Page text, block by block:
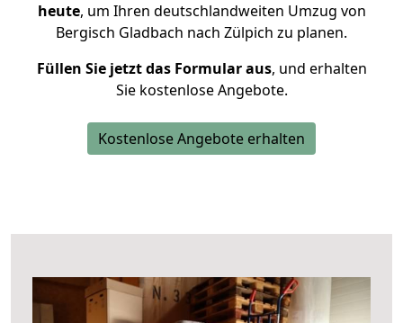
heute, um Ihren deutschlandweiten Umzug von
Bergisch Gladbach nach Zülpich zu planen.
Füllen Sie jetzt das Formular aus, und erhalten
Sie kostenlose Angebote.
Kostenlose Angebote erhalten